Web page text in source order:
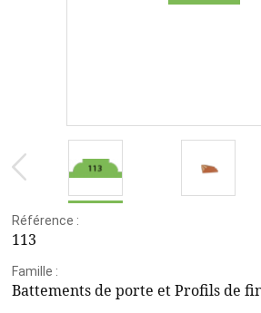
Référence :
113
Famille :
Battements de porte et Profils de